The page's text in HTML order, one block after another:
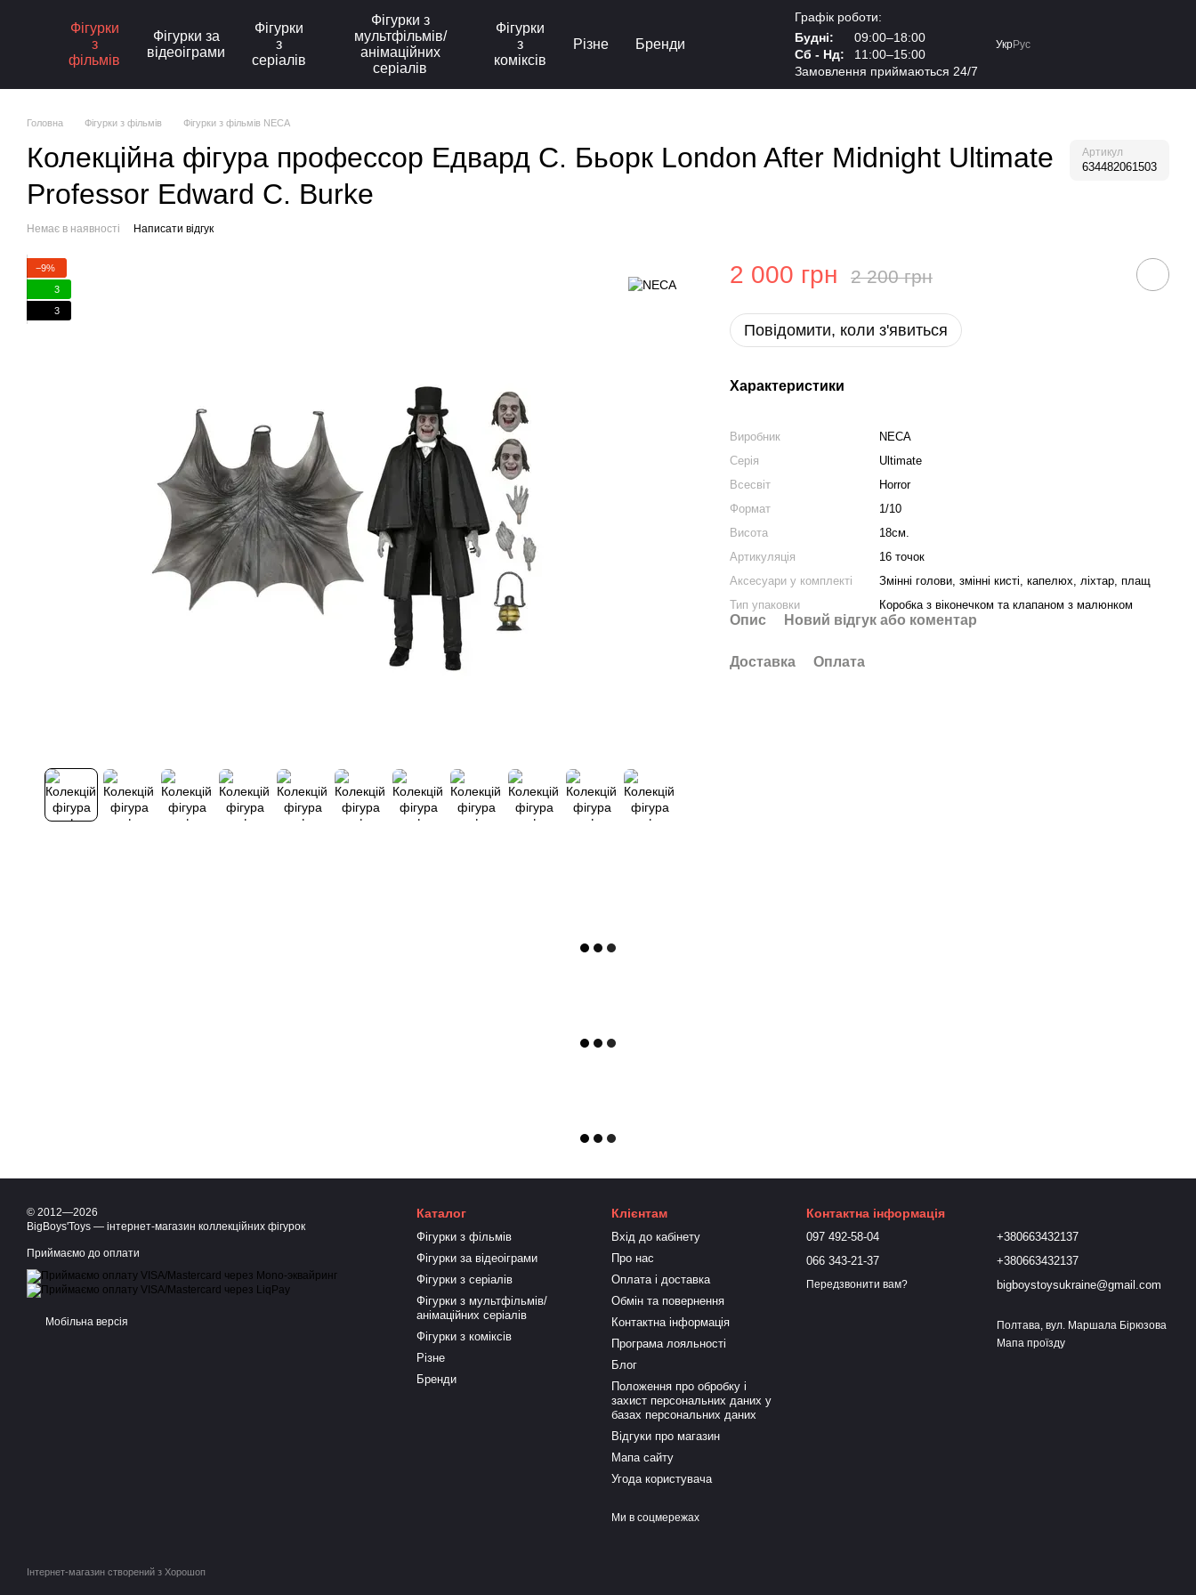
Фігурки
з
фільмів
Фігурки за
відеоіграми
Фігурки
з
серіалів
Фігурки з
мультфільмів/
анімаційних
серіалів
Фігурки
з
коміксів
Різне Бренди
Графік роботи:
Будні:
09:00–18:00
Сб - Нд:
11:00–15:00
Замовлення приймаються 24/7
УкрРус
Головна Фігурки з фільмів Фігурки з фільмів NECA
Колекційна фігура профессор Едвард С. Бьорк London After Midnight Ultimate
Professor Edward C. Burke
Артикул
634482061503
Немає в наявності Написати відгук
−9%
3
3
2 000 грн 2 200 грн
Повідомити, коли з'явиться
Характеристики
Виробник
NECA
Серія
Ultimate
Всесвіт
Horror
Формат
1/10
Висота
18см.
Артикуляція
16 точок
Аксесуари у комплекті
Змінні голови, змінні кисті, капелюх, ліхтар, плащ
Тип упаковки
Коробка з віконечком та клапаном з малюнком
Опис Новий відгук або коментар
Доставка Оплата
© 2012—2026
BigBoys'Toys — інтернет-магазин коллекційних фігурок
Приймаємо до оплати
Мобільна версія
Інтернет-магазин створений з Хорошоп
Каталог
Фігурки з фільмів
Фігурки за відеоіграми
Фігурки з серіалів
Фігурки з мультфільмів/
анімаційних серіалів
Фігурки з коміксів
Різне
Бренди
Клієнтам
Вхід до кабінету
Про нас
Оплата і доставка
Обмін та повернення
Контактна інформація
Програма лояльності
Блог
Положення про обробку і
захист персональних даних у
базах персональних даних
Відгуки про магазин
Мапа сайту
Угода користувача
Ми в соцмережах
Контактна інформація
097 492-58-04
066 343-21-37
Передзвонити вам?
+380663432137
+380663432137
bigboystoysukraine@gmail.com
Полтава, вул. Маршала Бірюзова
Мапа проїзду